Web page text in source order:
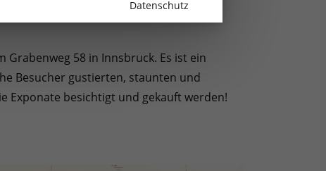
58 in Innsbruck. Es ist ein
Besucher gustierten, staunten und
Exponate besichtigt und gekauft werden!
Datenschutz